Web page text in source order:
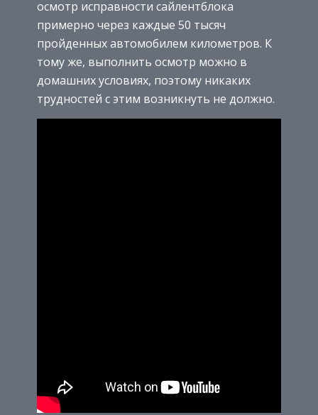
осмотр исправности сайлентблока
примерно через каждые 50 тысяч
пройденных автомобилем километров. К
тому же, выполнить осмотр можно в
домашних условиях, поэтому никаких
трудностей с этим возникнуть не должно.